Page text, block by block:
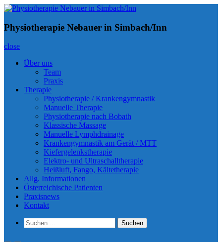
Skip
content
Physiotherapie Nebauer in Simbach/Inn
Inn-Physio
Physiotherapie Nebauer in Simbach/Inn
close
Über uns
Team
Praxis
Therapie
Physiotherapie / Krankengymnastik
Manuelle Therapie
Physiotherapie nach Bobath
Klassische Massage
Manuelle Lymphdrainage
Krankengymnastik am Gerät / MTT
Kiefergelenkstherapie
Elektro- und Ultraschalltherapie
Heißluft, Fango, Kältetherapie
Allg. Informationen
Österreichische Patienten
Praxisnews
Kontakt
Show
Search
Suchen
nach: